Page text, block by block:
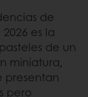
de
es la
de un
miniatura,
presentan
pero